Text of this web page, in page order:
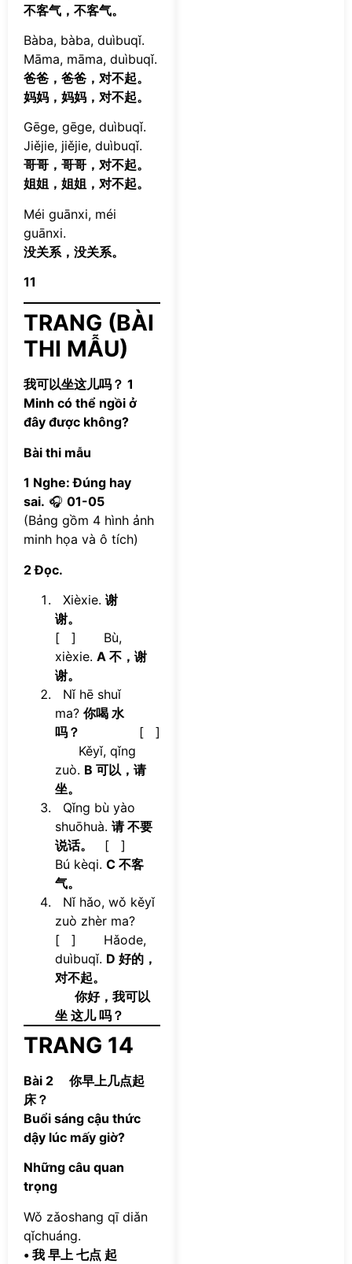
不客气，不客气。
Bàba, bàba, duìbuqǐ.
Māma, māma, duìbuqǐ.
爸爸，爸爸，对不起。
妈妈，妈妈，对不起。
Gēge, gēge, duìbuqǐ.
Jiějie, jiějie, duìbuqǐ.
哥哥，哥哥，对不起。
姐姐，姐姐，对不起。
Méi guānxi, méi
guānxi.
没关系，没关系。
11
TRANG (BÀI
THI MẪU)
我可以坐这儿吗？ 1
Minh có thể ngồi ở
đây được không?
Bài thi mẫu
1 Nghe: Đúng hay
sai. 🎧 01-05
(Bảng gồm 4 hình ảnh
minh họa và ô tích)
2 Đọc.
Xièxie. 谢
谢。
[ ] Bù,
xièxie. A 不，谢
谢。
Nǐ hē shuǐ
ma? 你喝 水
吗？
[ ]
Kěyǐ, qǐng
zuò. B 可以，请
坐。
Qǐng bù yào
shuōhuà. 请 不要
说话。
[ ]
Bú kèqi. C 不客
气。
Nǐ hǎo, wǒ kěyǐ
zuò zhèr ma?
[ ] Hǎode,
duìbuqǐ. D 好的，
对不起。
你好，我可以
坐 这儿 吗？
TRANG 14
Bài 2 你早上几点起
床？
Buổi sáng cậu thức
dậy lúc mấy giờ?
Những câu quan
trọng
Wǒ zǎoshang qī diǎn
qǐchuáng.
• 我 早上 七点 起